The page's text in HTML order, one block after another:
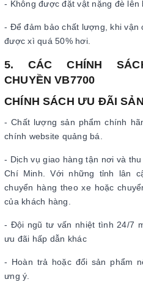
- Không được đặt vật nặng đè lên
- Để đảm bảo chất lượng, khi vận
được xì quá 50% hơi.
5. CÁC CHÍNH
CHUYỀN VB7700
CHÍNH SÁCH ƯU ĐÃI
- Chất lượng sản phẩm chính
chính website quảng bá.
- Dịch vụ giao hàng tận nơi và
Chí Minh. Với những tỉnh lân
chuyển hàng theo xe hoặc
của khách hàng.
- Đội ngũ tư vấn nhiệt tình 24/7
ưu đãi hấp dẫn khác
- Hoàn trả hoặc đổi sản phẩm
ưng ý.